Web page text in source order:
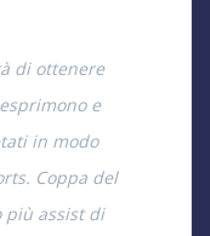
di ottenere
e
in modo
Coppa del
più assist di